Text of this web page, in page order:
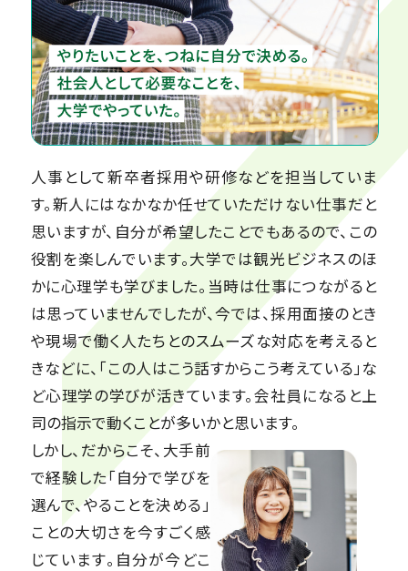
人事として新卒者採用や研修などを担当していま
す。新人にはなかなか任せていただけない仕事だと
思いますが、自分が希望したことでもあるので、この
役割を楽しんでいます。大学では観光ビジネスのほ
かに心理学も学びました。当時は仕事につながると
は思っていませんでしたが、今では、採用面接のとき
や現場で働く人たちとのスムーズな対応を考えると
きなどに、「この人はこう話すからこう考えている」な
ど心理学の学びが活きています。会社員になると上
司の指示で動くことが多いかと思います。
しかし、だからこそ、大手前
で経験した「自分で学びを
選んで、やることを決める」
ことの大切さを今すごく感
じています。自分が今どこ